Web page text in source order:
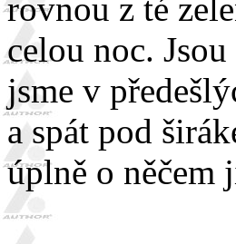
rovnou z té
celou noc.
jsme v
a spát pod
úplně o něčem